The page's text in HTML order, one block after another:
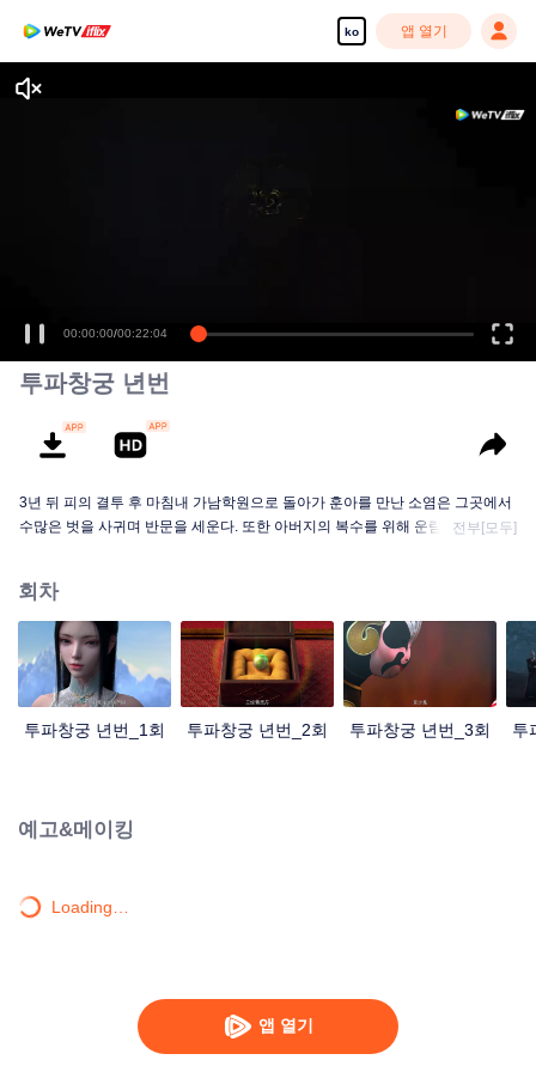
ko 앱 열기
앱 열기
00:00:00/00:22:04
투파창궁 년번
3년 뒤 피의 결투 후 마침내 가남학원으로 돌아가 훈아를 만난 소염은 그곳에서
수많은 벗을 사귀며 반문을 세운다. 또한 아버지의 복수를 위해 운람종과의 3차
전부[모두]
회차
투파창궁 년번_1회 투파창궁 년번_2회 투파창궁 년번_3회 투
예고&메이킹
Loading…